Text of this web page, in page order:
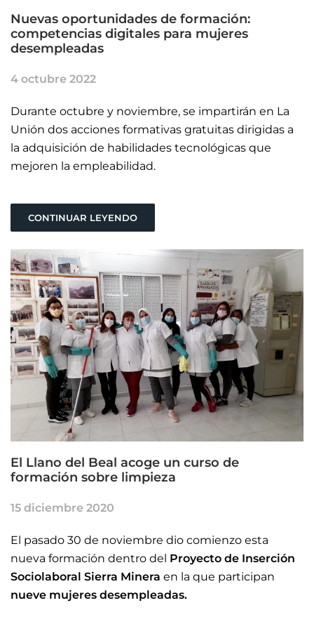
Nuevas oportunidades de formación:
competencias digitales para mujeres
desempleadas
4 octubre 2022
Durante octubre y noviembre, se impartirán en La
Unión dos acciones formativas gratuitas dirigidas a
la adquisición de habilidades tecnológicas que
mejoren la empleabilidad.
CONTINUAR LEYENDO
El Llano del Beal acoge un curso de
formación sobre limpieza
15 diciembre 2020
El pasado 30 de noviembre dio comienzo esta
nueva formación dentro del Proyecto de Inserción
Sociolaboral Sierra Minera en la que participan
nueve mujeres desempleadas.